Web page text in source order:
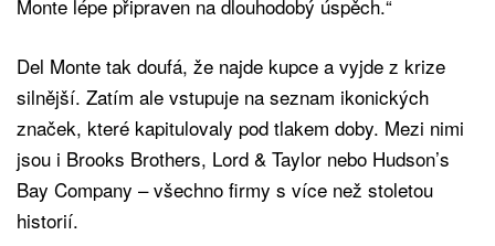
Monte lépe připraven na dlouhodobý úspěch.“
Del Monte tak doufá, že najde kupce a vyjde z krize
silnější. Zatím ale vstupuje na seznam ikonických
značek, které kapitulovaly pod tlakem doby. Mezi nimi
jsou i Brooks Brothers, Lord & Taylor nebo Hudson’s
Bay Company – všechno firmy s více než stoletou
historií.